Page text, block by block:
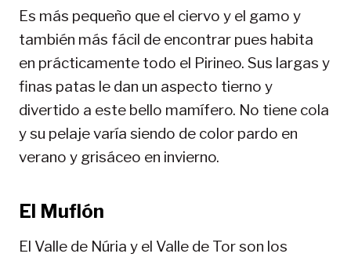
Es más pequeño que el ciervo y el gamo y
también más fácil de encontrar pues habita
en prácticamente todo el Pirineo. Sus largas y
finas patas le dan un aspecto tierno y
divertido a este bello mamífero. No tiene cola
y su pelaje varía siendo de color pardo en
verano y grisáceo en invierno.
El Muflón
El Valle de Núria y el Valle de Tor son los